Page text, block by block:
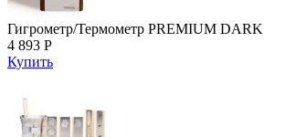
Гигрометр/Термометр PREMIUM DARK
4 893 Р
Купить